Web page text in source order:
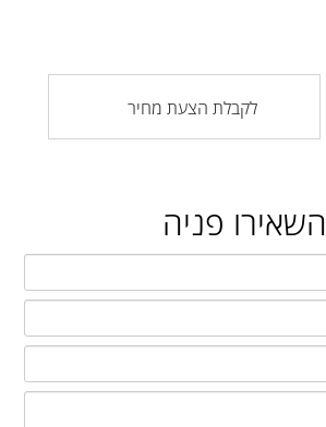
לקבלת הצעת מחיר
השאירו פניה